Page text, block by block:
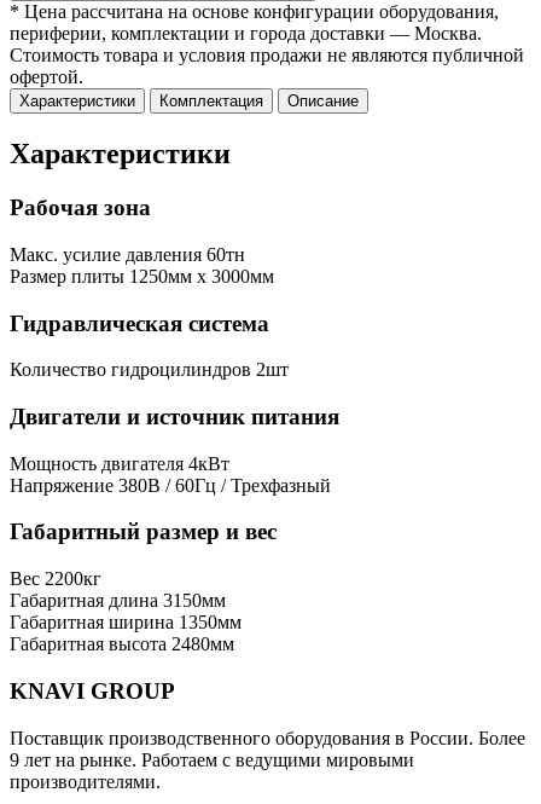
* Цена рассчитана на основе конфигурации оборудования,
периферии, комплектации и города доставки — Москва.
Стоимость товара и условия продажи не являются публичной
офертой.
Характеристики Комплектация Описание
Характеристики
Рабочая зона
Макс. усилие давления 60тн
Размер плиты 1250мм x 3000мм
Гидравлическая система
Количество гидроцилиндров 2шт
Двигатели и источник питания
Мощность двигателя 4кВт
Напряжение 380В / 60Гц / Трехфазный
Габаритный размер и вес
Вес 2200кг
Габаритная длина 3150мм
Габаритная ширина 1350мм
Габаритная высота 2480мм
KNAVI GROUP
Поставщик производственного оборудования в России. Более
9 лет на рынке. Работаем с ведущими мировыми
производителями.